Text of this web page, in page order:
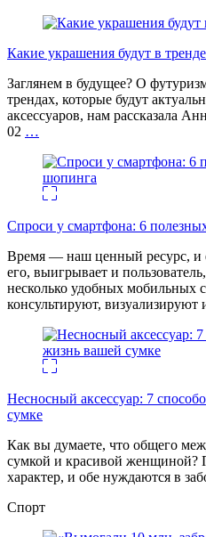
Какие украшения будут в
Заглянем в будущее? О
трендах, которые будут
аксессуаров, нам рассказала
02 …
Спроси у смартфона: 6
Время — наш ценный ресурс, и
его, выигрывает и
несколько удобных мобильных
консультируют, визуализируют
Несносный аксессуар: 7
сумке
Как вы думаете, что общего
сумкой и красивой женщиной?
характер, и обе нуждаются в
Спорт